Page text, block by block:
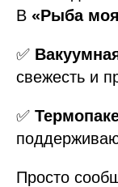
В «Рыба
✅
свежесть и
✅
Просто